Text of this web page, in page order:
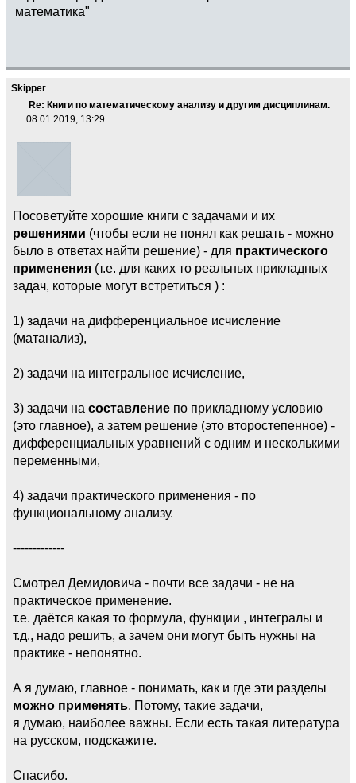
математика"
Skipper
Re: Книги по математическому анализу и другим дисциплинам.
08.01.2019, 13:29
Посоветуйте хорошие книги с задачами и их
решениями (чтобы если не понял как решать - можно
было в ответах найти решение) - для практического
применения (т.е. для каких то реальных прикладных
задач, которые могут встретиться ) :
1) задачи на дифференциальное исчисление
(матанализ),
2) задачи на интегральное исчисление,
3) задачи на составление по прикладному условию
(это главное), а затем решение (это второстепенное) -
дифференциальных уравнений с одним и несколькими
переменными,
4) задачи практического применения - по
функциональному анализу.
-------------
Смотрел Демидовича - почти все задачи - не на
практическое применение.
т.е. даётся какая то формула, функции , интегралы и
т.д., надо решить, а зачем они могут быть нужны на
практике - непонятно.
А я думаю, главное - понимать, как и где эти разделы
можно применять. Потому, такие задачи,
я думаю, наиболее важны. Если есть такая литература
на русском, подскажите.
Спасибо.